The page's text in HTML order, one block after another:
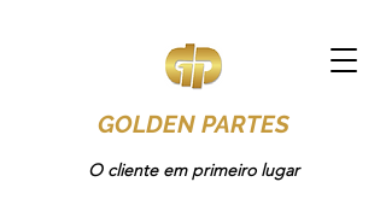
GOLDEN PARTES
O cliente em primeiro lugar